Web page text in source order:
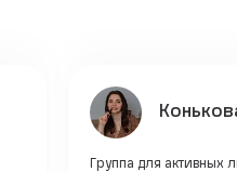
Группа для активных